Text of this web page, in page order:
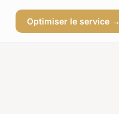
Optimiser le service →